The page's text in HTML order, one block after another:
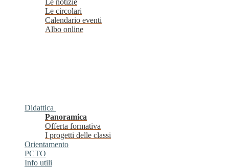
Le notizie
Le circolari
Calendario eventi
Albo online
Didattica
Panoramica
Offerta formativa
I progetti delle classi
Orientamento
PCTO
Info utili